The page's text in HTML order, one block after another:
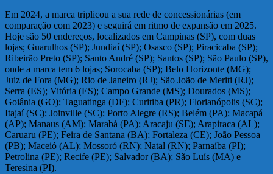
Em 2024, a marca triplicou a sua rede de concessionárias (em
comparação com 2023) e seguirá em ritmo de expansão em 2025.
Hoje são 50 endereços, localizados em Campinas (SP), com duas
lojas; Guarulhos (SP); Jundiaí (SP); Osasco (SP); Piracicaba (SP);
Ribeirão Preto (SP); Santo André (SP); Santos (SP); São Paulo (SP),
onde a marca tem 6 lojas; Sorocaba (SP); Belo Horizonte (MG);
Juiz de Fora (MG); Rio de Janeiro (RJ); São João de Meriti (RJ);
Serra (ES); Vitória (ES); Campo Grande (MS); Dourados (MS);
Goiânia (GO); Taguatinga (DF); Curitiba (PR); Florianópolis (SC);
Itajaí (SC); Joinville (SC); Porto Alegre (RS); Belém (PA); Macapá
(AP); Manaus (AM); Marabá (PA); Aracaju (SE); Arapiraca (AL);
Caruaru (PE); Feira de Santana (BA); Fortaleza (CE); João Pessoa
(PB); Maceió (AL); Mossoró (RN); Natal (RN); Parnaíba (PI);
Petrolina (PE); Recife (PE); Salvador (BA); São Luís (MA) e
Teresina (PI).